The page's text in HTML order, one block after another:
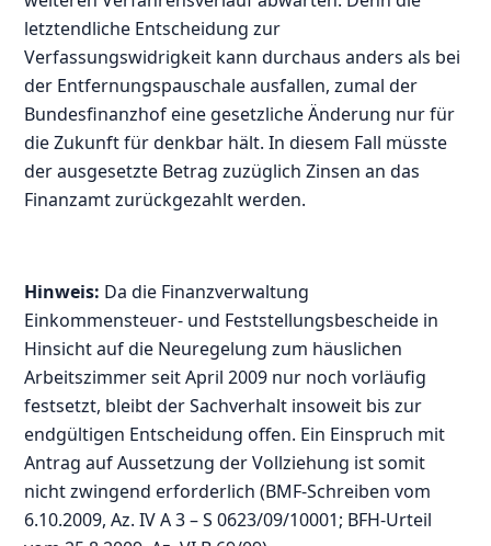
letztendliche Entscheidung zur
Verfassungswidrigkeit kann durchaus anders als bei
der Entfernungspauschale ausfallen, zumal der
Bundesfinanzhof eine gesetzliche Änderung nur für
die Zukunft für denkbar hält. In diesem Fall müsste
der ausgesetzte Betrag zuzüglich Zinsen an das
Finanzamt zurückgezahlt werden.
Hinweis: Da die Finanzverwaltung
Einkommensteuer- und Feststellungsbescheide in
Hinsicht auf die Neuregelung zum häuslichen
Arbeitszimmer seit April 2009 nur noch vorläufig
festsetzt, bleibt der Sachverhalt insoweit bis zur
endgültigen Entscheidung offen. Ein Einspruch mit
Antrag auf Aussetzung der Vollziehung ist somit
nicht zwingend erforderlich (BMF-Schreiben vom
6.10.2009, Az. IV A 3 – S 0623/09/10001; BFH-Urteil